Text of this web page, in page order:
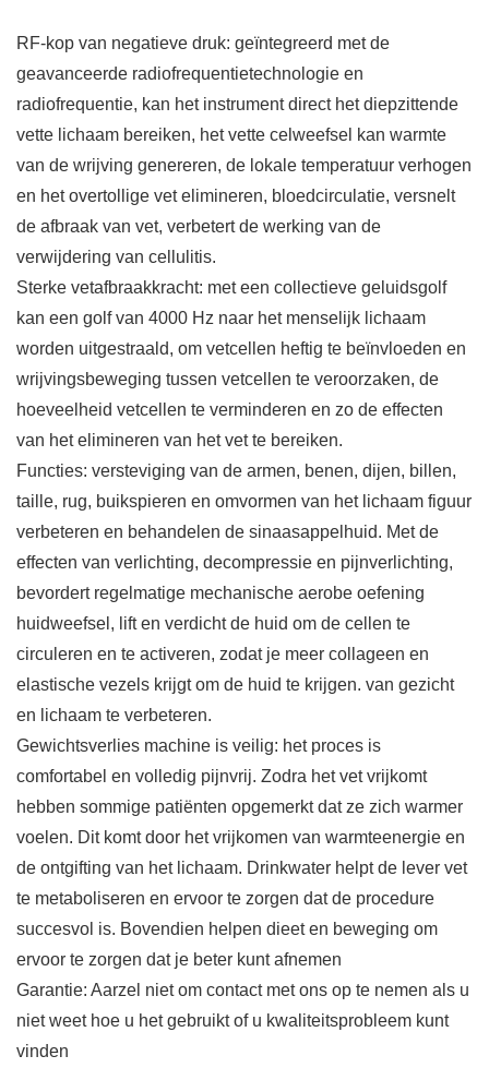
RF-kop van negatieve druk: geïntegreerd met de
geavanceerde radiofrequentietechnologie en
radiofrequentie, kan het instrument direct het diepzittende
vette lichaam bereiken, het vette celweefsel kan warmte
van de wrijving genereren, de lokale temperatuur verhogen
en het overtollige vet elimineren, bloedcirculatie, versnelt
de afbraak van vet, verbetert de werking van de
verwijdering van cellulitis.
Sterke vetafbraakkracht: met een collectieve geluidsgolf
kan een golf van 4000 Hz naar het menselijk lichaam
worden uitgestraald, om vetcellen heftig te beïnvloeden en
wrijvingsbeweging tussen vetcellen te veroorzaken, de
hoeveelheid vetcellen te verminderen en zo de effecten
van het elimineren van het vet te bereiken.
Functies: versteviging van de armen, benen, dijen, billen,
taille, rug, buikspieren en omvormen van het lichaam figuur
verbeteren en behandelen de sinaasappelhuid. Met de
effecten van verlichting, decompressie en pijnverlichting,
bevordert regelmatige mechanische aerobe oefening
huidweefsel, lift en verdicht de huid om de cellen te
circuleren en te activeren, zodat je meer collageen en
elastische vezels krijgt om de huid te krijgen. van gezicht
en lichaam te verbeteren.
Gewichtsverlies machine is veilig: het proces is
comfortabel en volledig pijnvrij. Zodra het vet vrijkomt
hebben sommige patiënten opgemerkt dat ze zich warmer
voelen. Dit komt door het vrijkomen van warmteenergie en
de ontgifting van het lichaam. Drinkwater helpt de lever vet
te metaboliseren en ervoor te zorgen dat de procedure
succesvol is. Bovendien helpen dieet en beweging om
ervoor te zorgen dat je beter kunt afnemen
Garantie: Aarzel niet om contact met ons op te nemen als u
niet weet hoe u het gebruikt of u kwaliteitsprobleem kunt
vinden